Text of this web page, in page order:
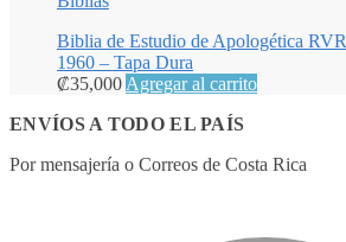
Biblia de Estudio de Apologética RVR
1960 – Tapa Dura
₡35,000 Agregar al carrito
ENVÍOS A TODO EL PAÍS
Por mensajería o Correos de Costa Rica